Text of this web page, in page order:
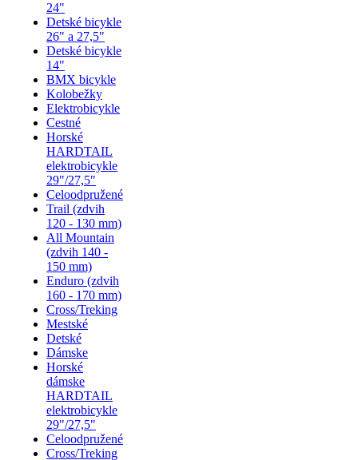
24"
Detské bicykle
26" a 27,5"
Detské bicykle
14"
BMX bicykle
Kolobežky
Elektrobicykle
Cestné
Horské
HARDTAIL
elektrobicykle
29"/27,5"
Celoodpružené
Trail (zdvih
120 - 130 mm)
All Mountain
(zdvih 140 -
150 mm)
Enduro (zdvih
160 - 170 mm)
Cross/Treking
Mestské
Detské
Dámske
Horské
dámske
HARDTAIL
elektrobicykle
29"/27,5"
Celoodpružené
Cross/Treking